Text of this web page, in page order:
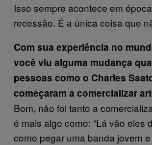
Isso sempre acontece em
recessão. É a única coisa que
Com sua experiência no
você viu alguma mudança
pessoas como o Charles
começaram a comercializar
Bom, não foi tanto a
é mais algo como: “Lá vão eles
como pegar uma banda jovem